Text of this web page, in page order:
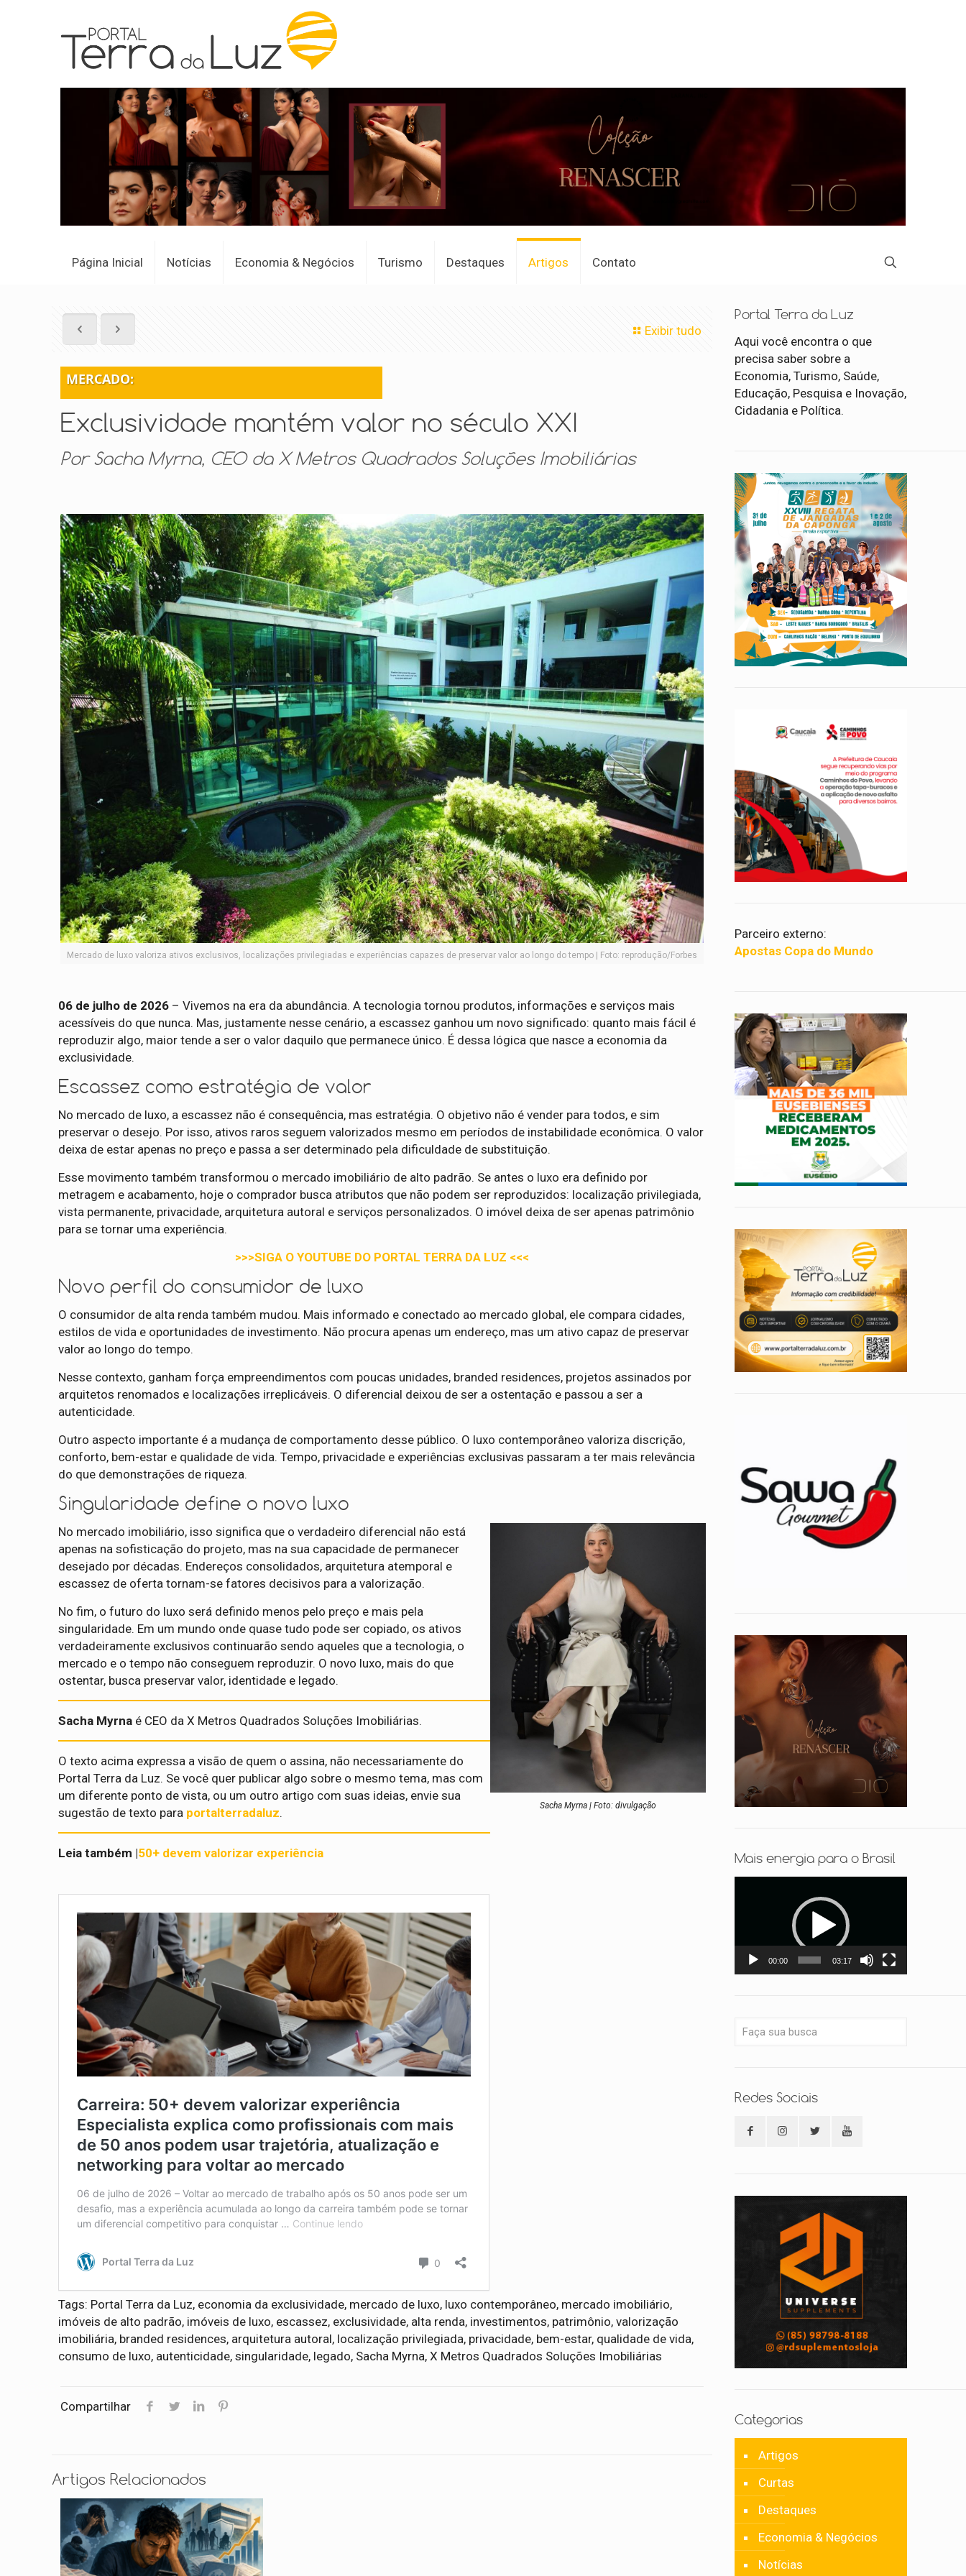
Página Inicial Notícias Economia & Negócios Turismo Destaques Artigos Contato
Exibir tudo
MERCADO:
Exclusividade mantém valor no século XXI
Por Sacha Myrna, CEO da X Metros Quadrados Soluções Imobiliárias
Mercado de luxo valoriza ativos exclusivos, localizações privilegiadas e experiências capazes de preservar valor ao longo do tempo | Foto: reprodução/Forbes
06 de julho de 2026 – Vivemos na era da abundância. A tecnologia tornou produtos, informações e serviços mais
acessíveis do que nunca. Mas, justamente nesse cenário, a escassez ganhou um novo significado: quanto mais fácil é
reproduzir algo, maior tende a ser o valor daquilo que permanece único. É dessa lógica que nasce a economia da
exclusividade.
Escassez como estratégia de valor
No mercado de luxo, a escassez não é consequência, mas estratégia. O objetivo não é vender para todos, e sim
preservar o desejo. Por isso, ativos raros seguem valorizados mesmo em períodos de instabilidade econômica. O valor
deixa de estar apenas no preço e passa a ser determinado pela dificuldade de substituição.
Esse movimento também transformou o mercado imobiliário de alto padrão. Se antes o luxo era definido por
metragem e acabamento, hoje o comprador busca atributos que não podem ser reproduzidos: localização privilegiada,
vista permanente, privacidade, arquitetura autoral e serviços personalizados. O imóvel deixa de ser apenas patrimônio
para se tornar uma experiência.
>>>SIGA O YOUTUBE DO PORTAL TERRA DA LUZ <<<
Novo perfil do consumidor de luxo
O consumidor de alta renda também mudou. Mais informado e conectado ao mercado global, ele compara cidades,
estilos de vida e oportunidades de investimento. Não procura apenas um endereço, mas um ativo capaz de preservar
valor ao longo do tempo.
Nesse contexto, ganham força empreendimentos com poucas unidades, branded residences, projetos assinados por
arquitetos renomados e localizações irreplicáveis. O diferencial deixou de ser a ostentação e passou a ser a
autenticidade.
Outro aspecto importante é a mudança de comportamento desse público. O luxo contemporâneo valoriza discrição,
conforto, bem-estar e qualidade de vida. Tempo, privacidade e experiências exclusivas passaram a ter mais relevância
do que demonstrações de riqueza.
Singularidade define o novo luxo
No mercado imobiliário, isso significa que o verdadeiro diferencial não está
apenas na sofisticação do projeto, mas na sua capacidade de permanecer
desejado por décadas. Endereços consolidados, arquitetura atemporal e
escassez de oferta tornam-se fatores decisivos para a valorização.
No fim, o futuro do luxo será definido menos pelo preço e mais pela
singularidade. Em um mundo onde quase tudo pode ser copiado, os ativos
verdadeiramente exclusivos continuarão sendo aqueles que a tecnologia, o
mercado e o tempo não conseguem reproduzir. O novo luxo, mais do que
ostentar, busca preservar valor, identidade e legado.
Sacha Myrna é CEO da X Metros Quadrados Soluções Imobiliárias.
O texto acima expressa a visão de quem o assina, não necessariamente do
Portal Terra da Luz. Se você quer publicar algo sobre o mesmo tema, mas com
um diferente ponto de vista, ou um outro artigo com suas ideias, envie sua
sugestão de texto para portalterradaluz.
Leia também |50+ devem valorizar experiência
Sacha Myrna | Foto: divulgação
Tags: Portal Terra da Luz, economia da exclusividade, mercado de luxo, luxo contemporâneo, mercado imobiliário,
imóveis de alto padrão, imóveis de luxo, escassez, exclusividade, alta renda, investimentos, patrimônio, valorização
imobiliária, branded residences, arquitetura autoral, localização privilegiada, privacidade, bem-estar, qualidade de vida,
consumo de luxo, autenticidade, singularidade, legado, Sacha Myrna, X Metros Quadrados Soluções Imobiliárias
Compartilhar
Artigos Relacionados
Portal Terra da Luz
Aqui você encontra o que
precisa saber sobre a
Economia, Turismo, Saúde,
Educação, Pesquisa e Inovação,
Cidadania e Política.
Parceiro externo:
Apostas Copa do Mundo
Mais energia para o Brasil
00:00 03:17
Redes Sociais
Categorias
Artigos
Curtas
Destaques
Economia & Negócios
Notícias